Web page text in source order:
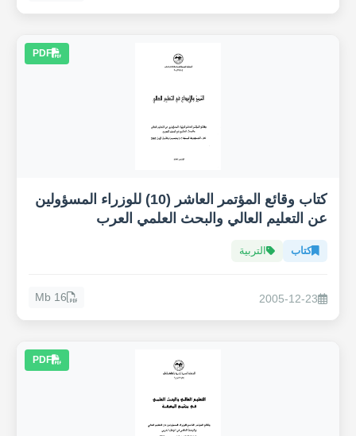
PDF
كتاب وقائع المؤتمر العاشر (10) للوزراء المسؤولين
عن التعليم العالي والبحث العلمي العرب
كتاب التربية
2005-12-23
16 Mb
PDF